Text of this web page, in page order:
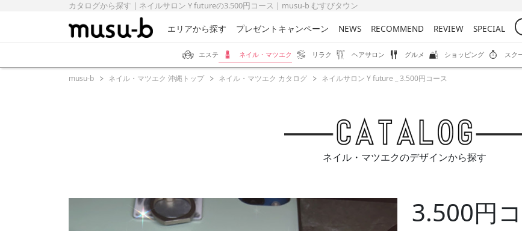
カタログから探す | ネイルサロン Y futureの3.500円コース | musu-b むすびタウン
エリアから探す プレゼントキャンペーン NEWS RECOMMEND REVIEW SPECIAL
エステ ネイル・マツエク リラク ヘアサロン グルメ ショッピング スク
musu-b ネイル・マツエク 沖縄トップ ネイル・マツエク カタログ ネイルサロン Y future _ 3.500円コース
ネイル・マツエクのデザインから探す
3.500円